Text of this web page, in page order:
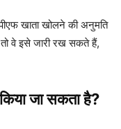
खाता खोलने की अनुमति
वे इसे जारी रख सकते हैं,
जा सकता है?